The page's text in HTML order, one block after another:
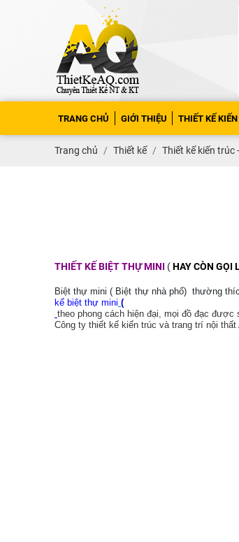
TRANG CHỦ GIỚI THIỆU THIẾT KẾ
Trang chủ Thiết kế Thiết kế kiến trúc
THIẾT KẾ BIỆT THỰ MINI (HAY CÒN GỌI
Biệt thự mini ( Biệt thự nhà phố) thường
kế biệt thự mini (
theo phong cách hiện đại, mọi đồ đạc được
Công ty thiết kế kiến trúc và trang trí nội